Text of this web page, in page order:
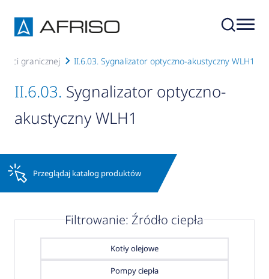
granicznej II.6.03. Sygnalizator optyczno-akustyczny WLH1
II.6.03. Sygnalizator optyczno-
akustyczny WLH1
Przeglądaj katalog produktów
Filtrowanie: Źródło ciepła
Kotły olejowe
Pompy ciepła